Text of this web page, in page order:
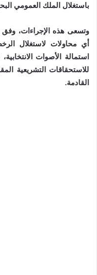
باستغلال الملك العمومي
وتسعى هذه الإجراءات،
أي محاولات لاستغلال
استمالة الأصوات
للاستحقاقات التشريعية
القادمة.